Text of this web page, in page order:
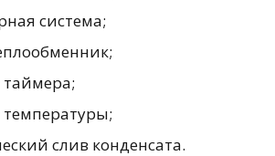
система;
слив конденсата.